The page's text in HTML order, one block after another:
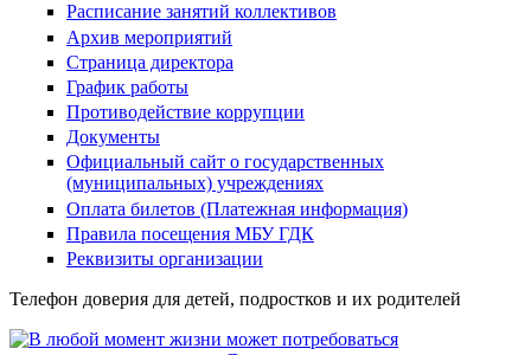
Расписание занятий коллективов
Архив мероприятий
Страница директора
График работы
Противодействие коррупции
Документы
Официальный сайт о государственных
(муниципальных) учреждениях
Оплата билетов (Платежная информация)
Правила посещения МБУ ГДК
Реквизиты организации
Телефон доверия для детей, подростков и их родителей